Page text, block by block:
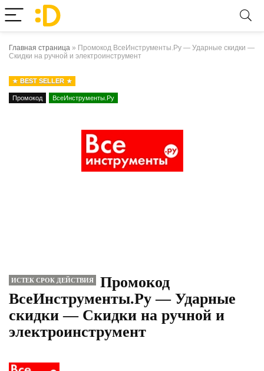
Главная страница » Промокод ВсеИнструменты.Ру — Ударные скидки —
Скидки на ручной и электроинструмент
BEST SELLER
Промокод ВсеИнструменты.Ру
ИСТЕК СРОК ДЕЙСТВИЯ
Промокод
ВсеИнструменты.Ру — Ударные
скидки — Скидки на ручной и
электроинструмент